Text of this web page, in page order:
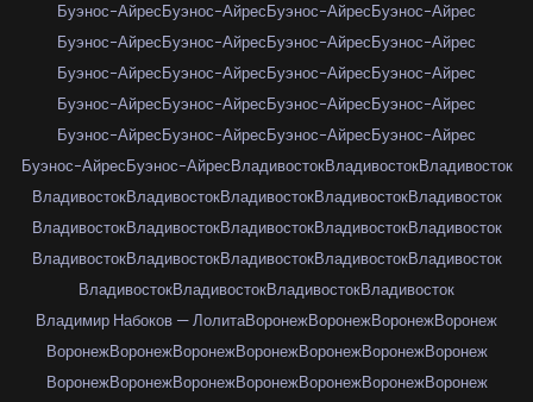
Буэнос-АйресБуэнос-АйресБуэнос-АйресБуэнос-Айрес
Буэнос-АйресБуэнос-АйресБуэнос-АйресБуэнос-Айрес
Буэнос-АйресБуэнос-АйресБуэнос-АйресБуэнос-Айрес
Буэнос-АйресБуэнос-АйресБуэнос-АйресБуэнос-Айрес
Буэнос-АйресБуэнос-АйресБуэнос-АйресБуэнос-Айрес
Буэнос-АйресБуэнос-АйресВладивостокВладивостокВладивосток
ВладивостокВладивостокВладивостокВладивостокВладивосток
ВладивостокВладивостокВладивостокВладивостокВладивосток
ВладивостокВладивостокВладивостокВладивостокВладивосток
ВладивостокВладивостокВладивостокВладивосток
Владимир Набоков — ЛолитаВоронежВоронежВоронежВоронеж
ВоронежВоронежВоронежВоронежВоронежВоронежВоронеж
ВоронежВоронежВоронежВоронежВоронежВоронежВоронеж